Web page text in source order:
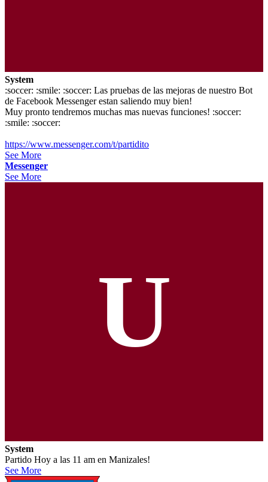
System
:soccer: :smile: :soccer: Las pruebas de las mejoras de nuestro Bot
de Facebook Messenger estan saliendo muy bien!
Muy pronto tendremos muchas mas nuevas funciones! :soccer:
:smile: :soccer:
https://www.messenger.com/t/partidito
See More
Messenger
See More
U
System
Partido Hoy a las 11 am en Manizales!
See More